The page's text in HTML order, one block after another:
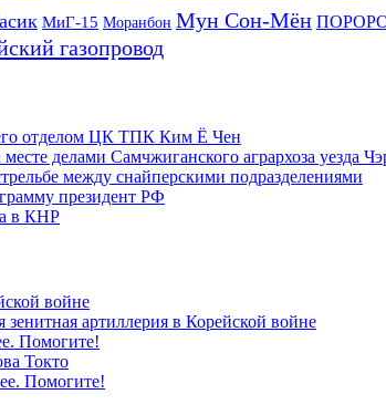
МиГ-15 Моранбон Мун Сон-Мён
газопровод
отделом ЦК ТПК Ким Ё Чен
делами Самчжиганского агрархоза уезда
между снайперскими подразделениями
президент РФ
в КНР
войне
зенитная артиллерия в Корейской войне
Помогите!
Токто
Помогите!